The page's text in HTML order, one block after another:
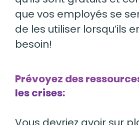
que vos employés se
de les utiliser lorsqu’ils
besoin!
Prévoyez des
les crises: